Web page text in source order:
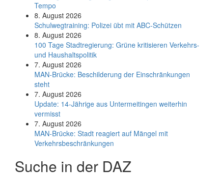
Tempo
8. August 2026
Schul­weg­trai­ning: Poli­zei übt mit ABC-Schüt­zen
8. August 2026
100 Tage Stadtregierung: Grüne kritisieren Verkehrs-
und Haushaltspolitik
7. August 2026
MAN-Brücke: Beschilderung der Einschränkungen
steht
7. August 2026
Update: 14-Jährige aus Untermeitingen weiterhin
vermisst
7. August 2026
MAN-Brücke: Stadt reagiert auf Mängel mit
Verkehrsbeschränkungen
Suche in der DAZ